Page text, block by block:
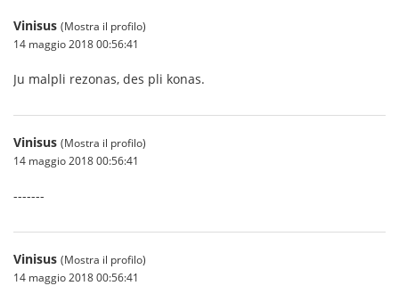
Vinisus (Mostra il profilo)
14 maggio 2018 00:56:41
Ju malpli rezonas, des pli konas.
Vinisus (Mostra il profilo)
14 maggio 2018 00:56:41
-------
Vinisus (Mostra il profilo)
14 maggio 2018 00:56:41